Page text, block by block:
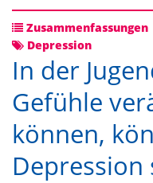
Zusammenfassungen
Depression
In der
Gefühle
können,
Depression